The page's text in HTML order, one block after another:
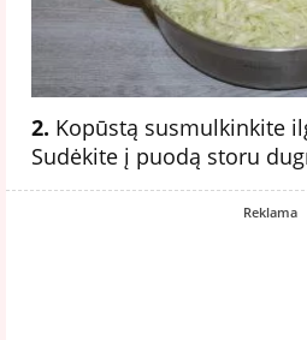
2. Kopūstą susmulkinkite
Sudėkite į puodą storu
Reklama